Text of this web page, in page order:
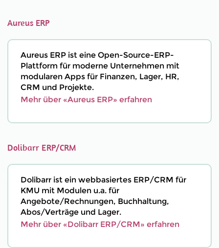
Aureus ERP
Aureus ERP ist eine Open-Source-ERP-
Plattform für moderne Unternehmen mit
modularen Apps für Finanzen, Lager, HR,
CRM und Projekte.
Mehr über «Aureus ERP» erfahren
Dolibarr ERP/CRM
Dolibarr ist ein webbasiertes ERP/CRM für
KMU mit Modulen u.a. für
Angebote/Rechnungen, Buchhaltung,
Abos/Verträge und Lager.
Mehr über «Dolibarr ERP/CRM» erfahren